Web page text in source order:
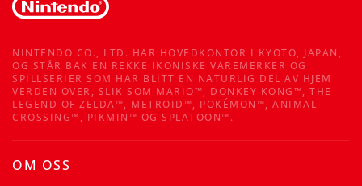
NINTENDO CO., LTD. HAR HOVEDKONTOR I KYOTO, JAPAN,
OG STÅR BAK EN REKKE IKONISKE VAREMERKER OG
SPILLSERIER SOM HAR BLITT EN NATURLIG DEL AV HJEM
VERDEN OVER, SLIK SOM MARIO™, DONKEY KONG™, THE
LEGEND OF ZELDA™, METROID™, POKÉMON™, ANIMAL
CROSSING™, PIKMIN™ OG SPLATOON™.
OM OSS